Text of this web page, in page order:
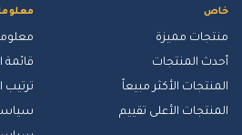
خاص
منتجات مميزة
أحدث المنتجات
المنتجات الأكثر مبيعاً
المنتجات الأعلى تقييم
قائمة
ترتيب